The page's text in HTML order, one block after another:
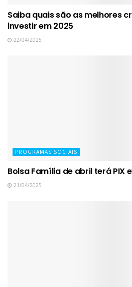
Saiba quais são as melhores
investir em 2025
22/04/2025
PROGRAMAS SOCIAIS
Bolsa Família de abril terá PIX
21/04/2025